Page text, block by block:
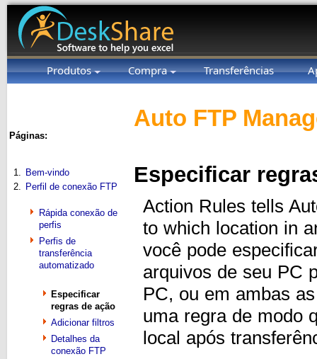
Produtos Compra Transferências
Páginas:
1.
Bem-vindo
2.
Perfil de conexão FTP
Rápida conexão de
perfis
Perfis de
transferência
automatizado
Especificar
regras de ação
Adicionar filtros
Detalhes da
conexão FTP
Auto FTP
Especificar
Action Rules tells
to which location in
você pode
arquivos de seu PC
PC, ou em ambas
uma regra de modo
local após